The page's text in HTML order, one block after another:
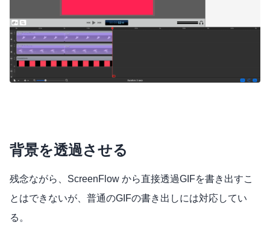
背景を透過させる
残念ながら、ScreenFlow から直接透過GIFを書き出すこ
とはできないが、普通のGIFの書き出しには対応してい
る。